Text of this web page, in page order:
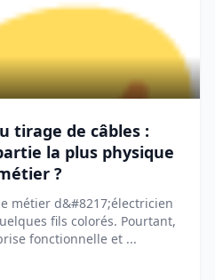
tirage de câbles :
la plus physique
?
métier d&#8217;électricien
fils colorés. Pourtant,
fonctionnelle et ...